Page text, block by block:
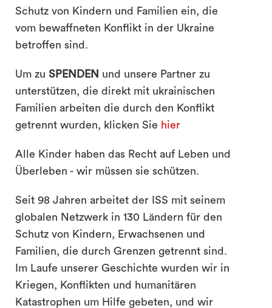
Schutz von Kindern und Familien ein, die
vom bewaffneten Konflikt in der Ukraine
betroffen sind.
Um zu SPENDEN und unsere Partner zu
unterstützen, die direkt mit ukrainischen
Familien arbeiten die durch den Konflikt
getrennt wurden, klicken Sie hier
Alle Kinder haben das Recht auf Leben und
Überleben - wir müssen sie schützen.
Seit 98 Jahren arbeitet der ISS mit seinem
globalen Netzwerk in 130 Ländern für den
Schutz von Kindern, Erwachsenen und
Familien, die durch Grenzen getrennt sind.
Im Laufe unserer Geschichte wurden wir in
Kriegen, Konflikten und humanitären
Katastrophen um Hilfe gebeten, und wir